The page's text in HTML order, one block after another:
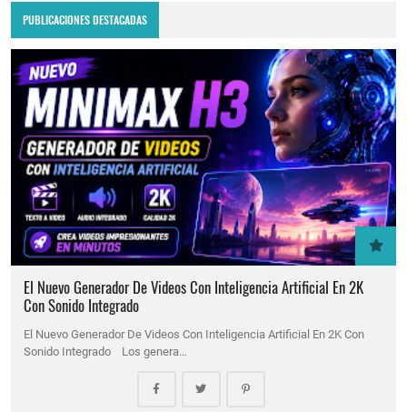
PUBLICACIONES DESTACADAS
El Nuevo Generador De Videos Con Inteligencia Artificial En 2K
Con Sonido Integrado
El Nuevo Generador De Videos Con Inteligencia Artificial En 2K Con
Sonido Integrado Los genera…